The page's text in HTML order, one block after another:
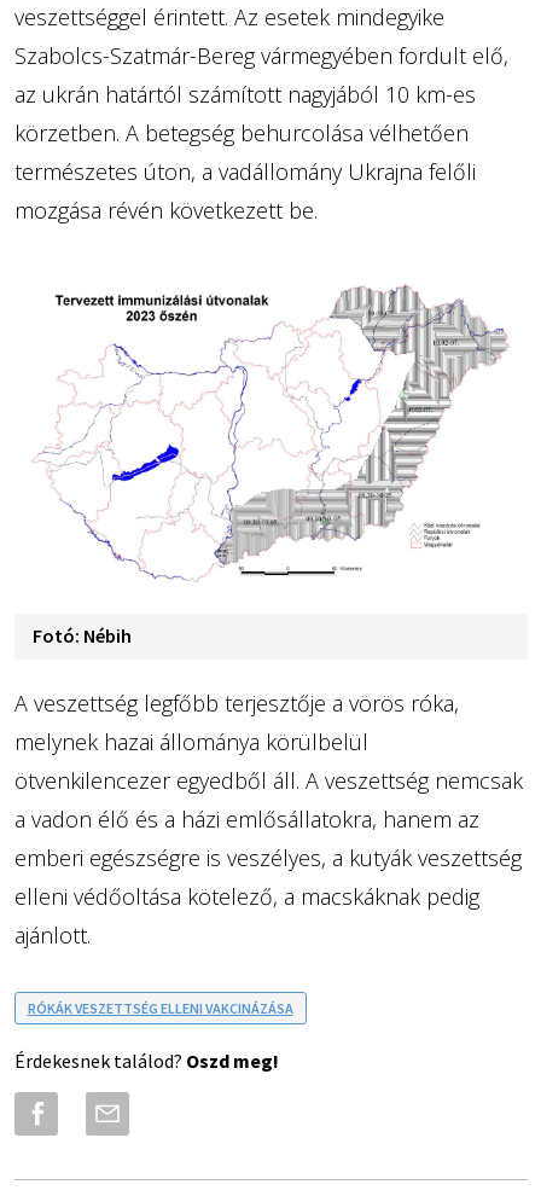
veszettséggel érintett. Az esetek mindegyike
Szabolcs-Szatmár-Bereg vármegyében fordult elő,
az ukrán határtól számított nagyjából 10 km-es
körzetben. A betegség behurcolása vélhetően
természetes úton, a vadállomány Ukrajna felőli
mozgása révén következett be.
Fotó: Nébih
A veszettség legfőbb terjesztője a vörös róka,
melynek hazai állománya körülbelül
ötvenkilencezer egyedből áll. A veszettség nemcsak
a vadon élő és a házi emlősállatokra, hanem az
emberi egészségre is veszélyes, a kutyák veszettség
elleni védőoltása kötelező, a macskáknak pedig
ajánlott.
RÓKÁK VESZETTSÉG ELLENI VAKCINÁZÁSA
Érdekesnek találod? Oszd meg!